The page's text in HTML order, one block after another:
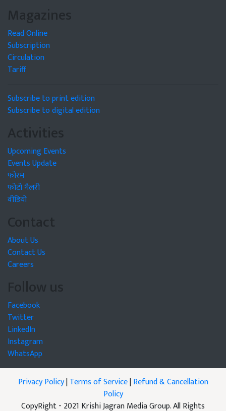
Magazines
Read Online
Subscription
Circulation
Tariff
Subscribe to print edition
Subscribe to digital edition
Activities
Upcoming Events
Events Update
फोरम
फोटो गैलरी
वीडियो
Contact
About Us
Contact Us
Careers
Follow us
Facebook
Twitter
LinkedIn
Instagram
WhatsApp
Privacy Policy|Terms of Service|Refund & Cancellation
Policy
CopyRight - 2021 Krishi Jagran Media Group. All Rights